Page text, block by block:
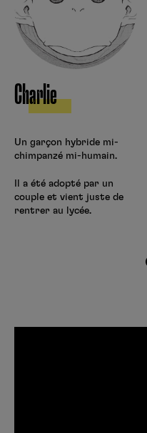
Charlie
Un garçon hybride mi-
chimpanzé mi-humain.
Il a été adopté par un
couple et vient juste de
rentrer au lycée.